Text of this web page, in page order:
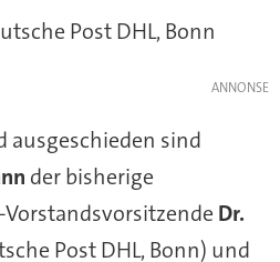
Post DHL, Bonn
ausgeschieden sind
der bisherige
Dr.
Post DHL, Bonn) und